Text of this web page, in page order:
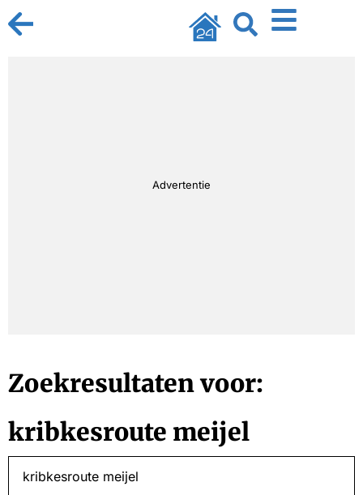
Advertentie
Zoekresultaten voor:
kribkesroute meijel